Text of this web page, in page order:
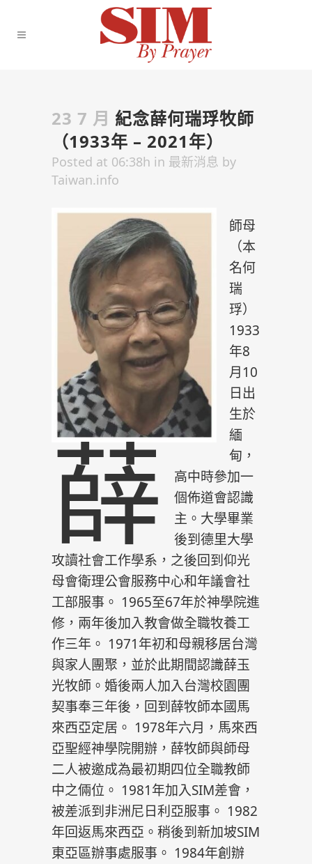
23 7 月 紀念薛何瑞琈牧師
（1933年 – 2021年）
Posted at 06:38h in 最新消息 by
Taiwan.info
薛
師母
（本
名何
瑞
琈）
1933
年8
月10
日出
生於
緬
甸，
高中時參加一
個佈道會認識
主。大學畢業
後到德里大學
攻讀社會工作學系，之後回到仰光
母會衛理公會服務中心和年議會社
工部服事。 1965至67年於神學院進
修，兩年後加入教會做全職牧養工
作三年。 1971年初和母親移居台灣
與家人團聚，並於此期間認識薛玉
光牧師。婚後兩人加入台灣校園團
契事奉三年後，回到薛牧師本國馬
來西亞定居。 1978年六月，馬來西
亞聖經神學院開辦，薛牧師與師母
二人被邀成為最初期四位全職教師
中之倆位。 1981年加入SIM差會，
被差派到非洲尼日利亞服事。 1982
年回返馬來西亞。稍後到新加坡SIM
東亞區辦事處服事。 1984年創辦